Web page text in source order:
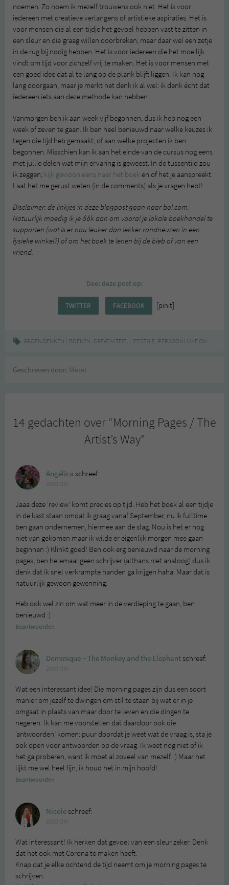
noemen. Zo noem ik mezelf trouwens ook niet. Het is voor
iedereen met creatieve verlangens of artistieke aspiraties. Het is
voor mensen die al een tijdje het gevoel hebben vast te zitten in
een sleur en die graag willen doorbreken, maar daar wel een zetje
in de rug bij nodig hebben. Het is voor iedereen die het moeilijk
vindt om tijd voor zichzelf vrij te maken. Het is voor mensen met
een goed idee dat al te lang op de plank blijft liggen. Ik kan nog
lang doorgaan, maar je merkt het denk ik al wel: ik denk écht dat
iedereen iets aan deze methode kan hebben.
Vanmorgen ben ik aan week vijf begonnen, dus ik heb nog een
week of zeven te gaan. Ik ben heel benieuwd naar welke keuzes ik
tegen die tijd heb gemaakt, of aan welke projecten ik ben
begonnen. Misschien kan ik aan het einde van de cursus nog eens
met jullie delen wat mijn ervaring is geweest. In de tussentijd zou
ik zeggen; kijk gewoon eens naar het boek en of het je aanspreekt.
Laat het me gerust weten (in de comments) als je vragen hebt!
Disclaimer: de linkjes in deze blogpost gaan naar bol.com.
Natuurlijk moedig ik je óók aan om vooral je lokale boekhandel te
supporten (wat is er nou leuker dan lekker rondneuzen in een
fysieke winkel?) of om het boek te lenen bij de bieb of van een
vriend.
Deel deze post op:
TWITTER FACEBOOK [pinit]
GROEN DENKEN BOEKEN, CREATIVITEIT, LIFESTYLE, PERSOONLIJKE ONTWIKKELING
Geschreven door: Merel
14 gedachten over “Morning Pages / The
Artist’s Way”
Angélica schreef:
Jaaa deze ‘review’ komt precies op tijd. Heb het boek al een tijdje
in de kast staan omdat ik graag vanaf September, nu ik fulltime
ben gaan ondernemen, hiermee aan de slag. Nou is het er nog
niet van gekomen maar ik wilde er eigenlijk morgen mee gaan
beginnen :) Klinkt goed! Ben ook erg benieuwd naar de morning
pages, ben helemaal geen schrijver (althans niet analoog) dus ik
denk dat ik snel verkrampte handen ga krijgen haha. Maar dat is
natuurlijk gewoon gewenning.
Heb ook wel zin om wat meer in de verdieping te gaan, ben
benieuwd :)
Beantwoorden
Dominique ~ The Monkey and the Elephantschreef:
Wat een interessant idee! Die morning pages zijn dus een soort
manier om jezelf te dwingen om stil te staan bij wat er in je
omgaat in plaats van maar door te leven en die dingen te
negeren. Ik kan me voorstellen dat daardoor ook die
‘antwoorden’ komen: puur doordat je weet wat de vraag is, sta je
ook open voor antwoorden op de vraag. Ik weet nog niet of ik
het ga proberen, want ik moet al zoveel van mezelf. :) Maar het
lijkt me wel heel fijn, ik houd het in mijn hoofd!
Beantwoorden
Nicoleschreef:
Wat interessant! Ik herken dat gevoel van een sleur zeker. Denk
dat het ook met Corona te maken heeft.
Knap dat je elke ochtend de tijd neemt om je morning pages te
schrijven.